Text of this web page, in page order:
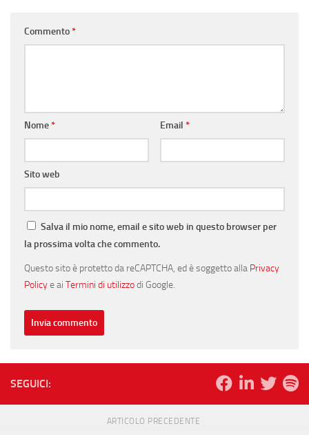
Commento*
Nome* Email *
Sito web
Salva il mio nome, email e sito web in questo browser per
la prossima volta che commento.
Questo sito è protetto da reCAPTCHA, ed è soggetto alla Privacy
Policye ai Termini di utilizzodi Google.
SEGUICI:
ARTICOLO PRECEDENTE